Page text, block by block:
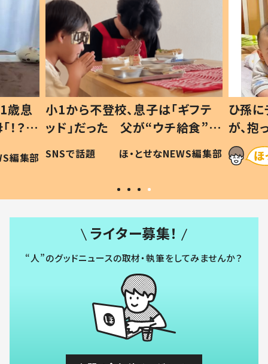
歳息
？」
編集部
小1から不登校、息子は「ギフテ
ッド」だった 父が“ウチ給食”を
作り続ける理由とは #令和の親
#令和の子
SNSで話題 ほ・とせなNEWS編集部
ひ孫
が、
「涙が
い」
ライター募集！
“人”のグッドニュースの取材・執筆をしてみませんか？